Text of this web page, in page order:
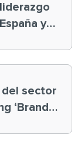
y
del sector